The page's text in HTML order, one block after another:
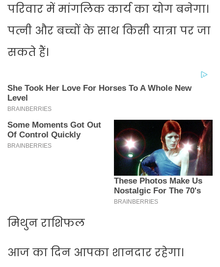
परिवार में मांगलिक कार्य का योग बनेगा।
पत्नी और बच्चों के साथ किसी यात्रा पर जा
सकते हैं।
मिथुन राशिफल
आज का दिन आपका शानदार रहेगा।